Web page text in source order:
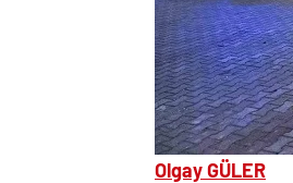
Olgay GÜLER